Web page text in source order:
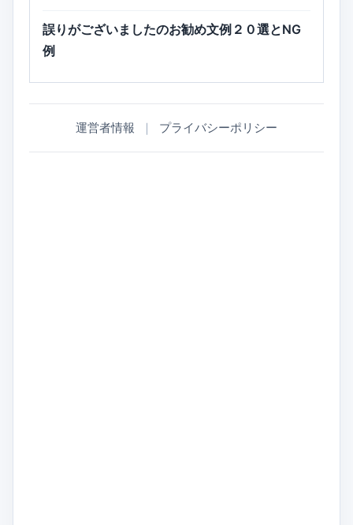
誤りがございましたのお勧め文例２０選とNG
例
運営者情報 ｜ プライバシーポリシー